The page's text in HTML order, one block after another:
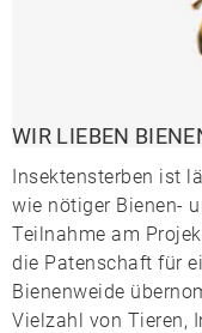
WIR LIEBEN
Insektensterben ist
wie nötiger Bienen-
Teilnahme am
die Patenschaft für
Bienenweide
Vielzahl von Tieren,